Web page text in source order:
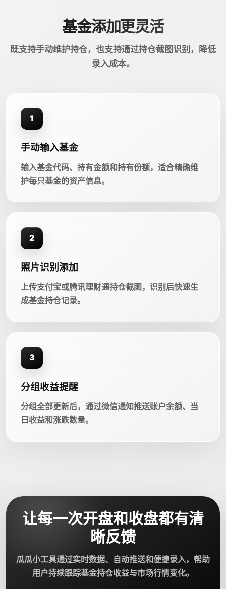
基金添加更灵活
既支持手动维护持仓，也支持通过持仓截图识别，降低
录入成本。
1
手动输入基金
输入基金代码、持有金额和持有份额，适合精确维
护每只基金的资产信息。
2
照片识别添加
上传支付宝或腾讯理财通持仓截图，识别后快速生
成基金持仓记录。
3
分组收益提醒
分组全部更新后，通过微信通知推送账户余额、当
日收益和涨跌数量。
让每一次开盘和收盘都有清
晰反馈
瓜瓜小工具通过实时数据、自动推送和便捷录入，帮助
用户持续跟踪基金持仓收益与市场行情变化。